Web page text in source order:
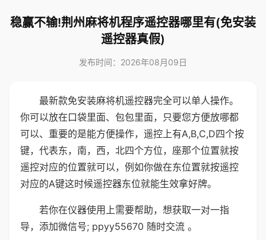
稳赢不输!荆州麻将机程序遥控器哪里有(免安装
遥控器真假)
发布时间：2026年08月09日
最新款免安装麻将机遥控器完全可以单人操作。
你可以放在口袋里面、包包里面，只要您方便放哪都
可以、重要的是能方便操作，遥控上有A,B,C,D四个按
键，代表东，南，西，北四个方位，座那个位置就按
遥控对应的位置就可以，例如你做在东位置就按遥控
对应的A键这时候遥控器东位就能生效拿好牌。
若你在仪器使用上需要帮助，想获取一对一指
导，添加微信号; ppyy55670 随时交流 。